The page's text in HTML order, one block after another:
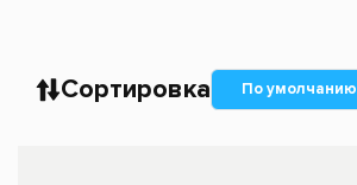
Сортировка По умолчанию